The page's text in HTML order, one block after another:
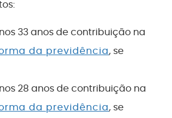
33 anos de contribuição na
da previdência, se
28 anos de contribuição na
da previdência, se